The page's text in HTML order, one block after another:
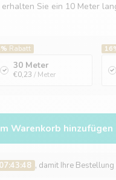
Sie ein 10 Meter
Rabatt
30 Meter
€0,23 / Meter
Warenkorb hinzufügen
07:43:47 , damit Ihre